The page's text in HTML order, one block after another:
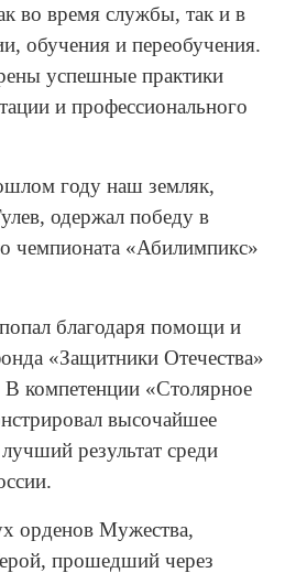
во время службы, так и в
обучения и переобучения.
успешные практики
и профессионального
году наш земляк,
одержал победу в
чемпионата «Абилимпикс»
благодаря помощи и
«Защитники Отечества»
В компетенции «Столярное
высочайшее
результат среди
орденов Мужества,
прошедший через